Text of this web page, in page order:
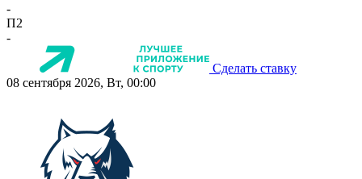
-
П2
-
Сделать ставку
08 сентября 2026, Вт, 00:00